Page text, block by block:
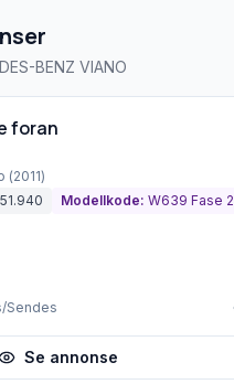
BENZ VIANO
foran
(2011)
Modellkode: W639 Fase 2
Sendes
Se annonse